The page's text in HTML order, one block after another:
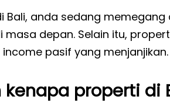
Bali, anda sedang
depan. Selain itu,
pasif yang menjanjikan.
kenapa properti di